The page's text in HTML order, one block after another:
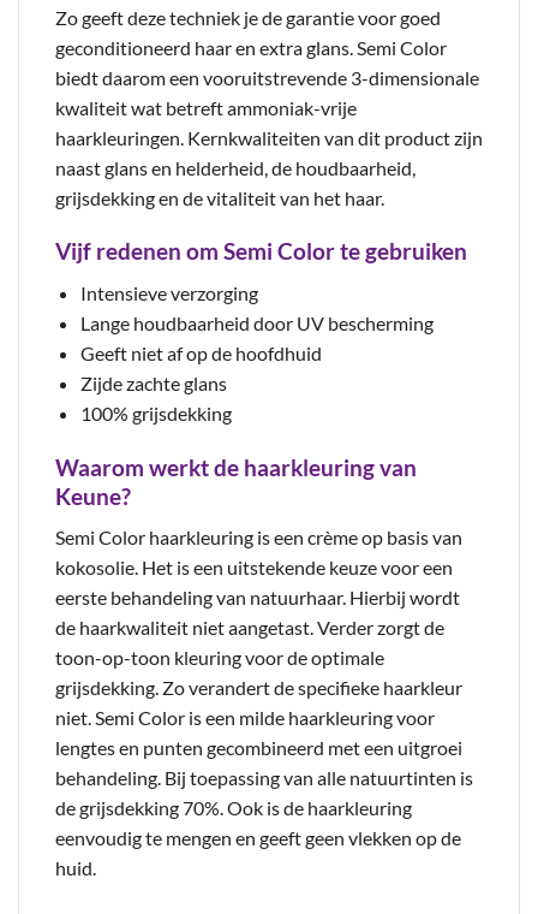
Zo geeft deze techniek je de garantie voor goed
geconditioneerd haar en extra glans. Semi Color
biedt daarom een vooruitstrevende 3-dimensionale
kwaliteit wat betreft ammoniak-vrije
haarkleuringen. Kernkwaliteiten van dit product zijn
naast glans en helderheid, de houdbaarheid,
grijsdekking en de vitaliteit van het haar.
Vijf redenen om Semi Color te gebruiken
Intensieve verzorging
Lange houdbaarheid door UV bescherming
Geeft niet af op de hoofdhuid
Zijde zachte glans
100% grijsdekking
Waarom werkt de haarkleuring van
Keune?
Semi Color haarkleuring is een crème op basis van
kokosolie. Het is een uitstekende keuze voor een
eerste behandeling van natuurhaar. Hierbij wordt
de haarkwaliteit niet aangetast. Verder zorgt de
toon-op-toon kleuring voor de optimale
grijsdekking. Zo verandert de specifieke haarkleur
niet. Semi Color is een milde haarkleuring voor
lengtes en punten gecombineerd met een uitgroei
behandeling. Bij toepassing van alle natuurtinten is
de grijsdekking 70%. Ook is de haarkleuring
eenvoudig te mengen en geeft geen vlekken op de
huid.